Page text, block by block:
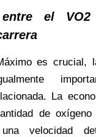
entre el
es crucial,
La
de oxígeno
velocidad